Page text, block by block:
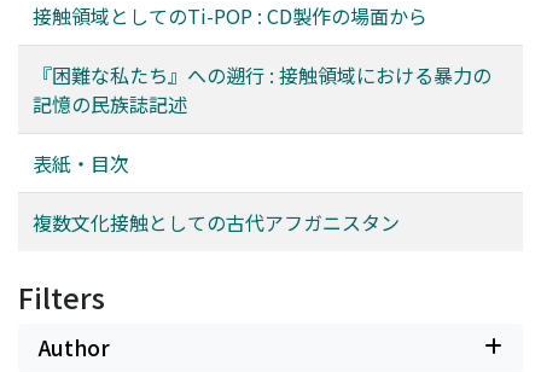
接触領域としてのTi-POP : CD製作の場面から
『困難な私たち』への遡行 : 接触領域における暴力の
記憶の民族誌記述
表紙・目次
複数文化接触としての古代アフガニスタン
Filters
Author